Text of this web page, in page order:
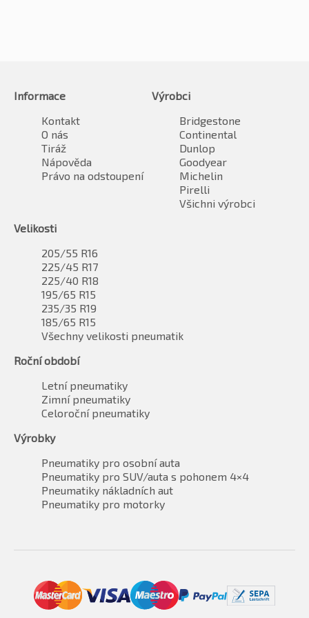
Informace
Kontakt
O nás
Tiráž
Nápověda
Právo na odstoupení
Výrobci
Bridgestone
Continental
Dunlop
Goodyear
Michelin
Pirelli
Všichni výrobci
Velikosti
205/55 R16
225/45 R17
225/40 R18
195/65 R15
235/35 R19
185/65 R15
Všechny velikosti pneumatik
Roční období
Letní pneumatiky
Zimní pneumatiky
Celoroční pneumatiky
Výrobky
Pneumatiky pro osobní auta
Pneumatiky pro SUV/auta s pohonem 4×4
Pneumatiky nákladních aut
Pneumatiky pro motorky